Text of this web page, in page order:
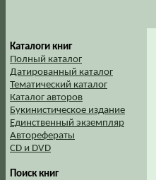
Каталоги книг
Полный каталог
Датированный каталог
Тематический каталог
Каталог авторов
Букинистическое издание
Единственный экземпляр
Авторефераты
CD и DVD
Поиск книг